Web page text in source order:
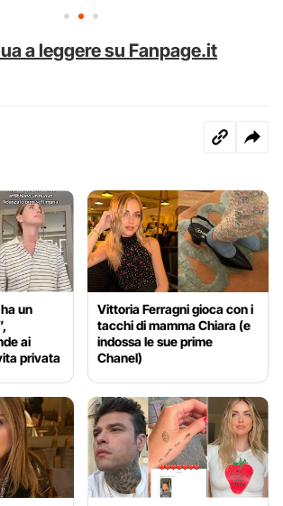
a leggere su Fanpage.it
un
ai
privata
Vittoria Ferragni gioca con i
tacchi di mamma Chiara (e
indossa le sue prime
Chanel)